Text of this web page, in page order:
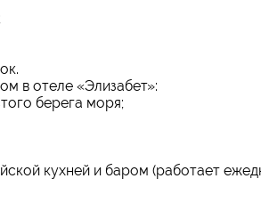
в отеле «Элизабет»:
берега моря;
кухней и баром (работает